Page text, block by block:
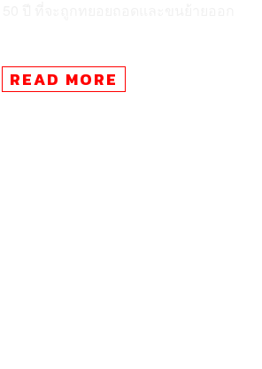
วันที่โรงภาพยนตร์สกาลายังคงเปิดให้
องประดับโคมไฟระย้าทรงหยดนํ้าค้าง 5
READ MORE